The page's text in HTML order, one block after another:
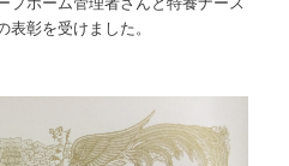
彰を受けました。